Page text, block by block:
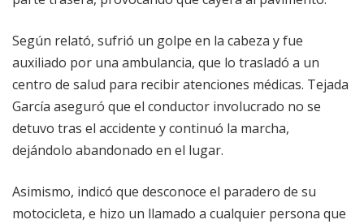
Según relató, sufrió un golpe en la cabeza y fue
auxiliado por una ambulancia, que lo trasladó a un
centro de salud para recibir atenciones médicas. Tejada
García aseguró que el conductor involucrado no se
detuvo tras el accidente y continuó la marcha,
dejándolo abandonado en el lugar.
Asimismo, indicó que desconoce el paradero de su
motocicleta, e hizo un llamado a cualquier persona que